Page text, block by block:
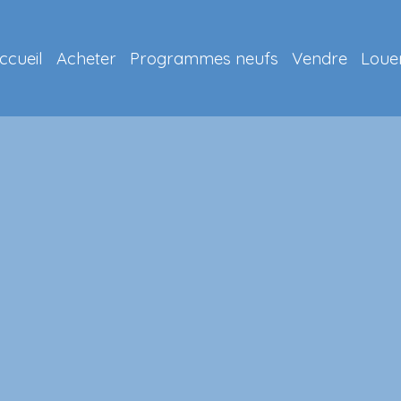
Acheter Programmes neufs Vendre